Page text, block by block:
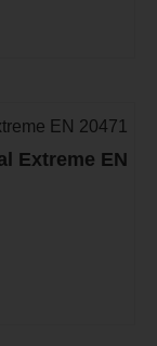
Extreme EN